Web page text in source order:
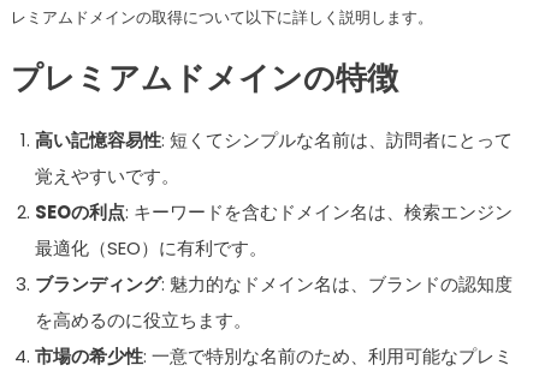
レミアムドメインの取得について以下に詳しく説明します。
プレミアムドメインの特徴
高い記憶容易性: 短くてシンプルな名前は、訪問者にとって
覚えやすいです。
SEOの利点: キーワードを含むドメイン名は、検索エンジン
最適化（SEO）に有利です。
ブランディング: 魅力的なドメイン名は、ブランドの認知度
を高めるのに役立ちます。
市場の希少性: 一意で特別な名前のため、利用可能なプレミ